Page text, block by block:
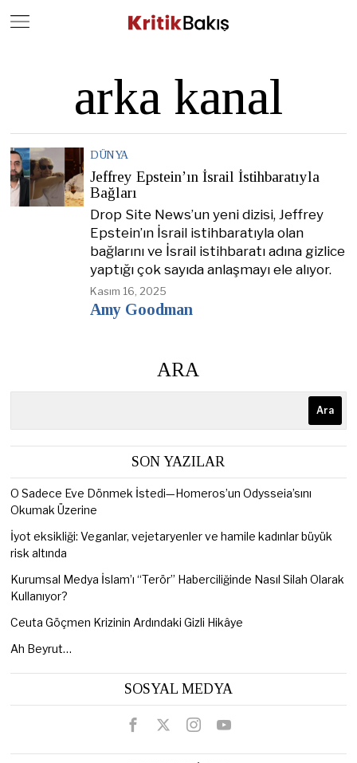
arka kanal
DÜNYA
Jeffrey Epstein’ın İsrail İstihbaratıyla
Bağları
Drop Site News’un yeni dizisi, Jeffrey
Epstein’ın İsrail istihbaratıyla olan
bağlarını ve İsrail istihbaratı adına gizlice
yaptığı çok sayıda anlaşmayı ele alıyor.
Kasım 16, 2025
Amy Goodman
ARA
Ara
SON YAZILAR
O Sadece Eve Dönmek İstedi—Homeros’un Odysseia’sını
Okumak Üzerine
İyot eksikliği: Veganlar, vejetaryenler ve hamile kadınlar büyük
risk altında
Kurumsal Medya İslam’ı “Terör” Haberciliğinde Nasıl Silah Olarak
Kullanıyor?
Ceuta Göçmen Krizinin Ardındaki Gizli Hikâye
Ah Beyrut…
SOSYAL MEDYA